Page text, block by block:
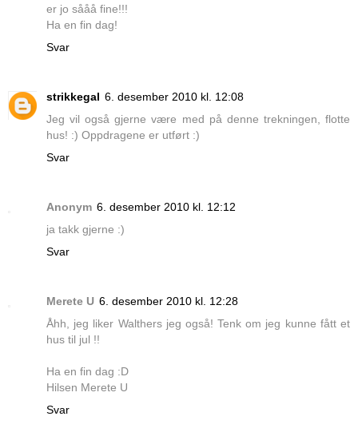
er jo sååå fine!!!
Ha en fin dag!
Svar
strikkegal 6. desember 2010 kl. 12:08
Jeg vil også gjerne være med på denne trekningen, flotte
hus! :) Oppdragene er utført :)
Svar
Anonym 6. desember 2010 kl. 12:12
ja takk gjerne :)
Svar
Merete U 6. desember 2010 kl. 12:28
Åhh, jeg liker Walthers jeg også! Tenk om jeg kunne fått et
hus til jul !!
Ha en fin dag :D
Hilsen Merete U
Svar